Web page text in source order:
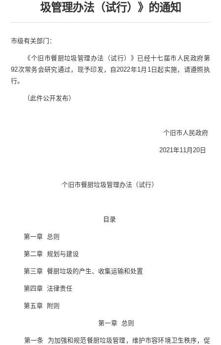
圾管理办法（试行）》的通知
市级有关部门：
《个旧市餐厨垃圾管理办法（试行）》已经十七届市人民政府第
92次常务会研究通过，现予印发，自2022年1月1日起实施，请遵照执
行。
（此件公开发布）
个旧市人民政府
2021年11月20日
个旧市餐厨垃圾管理办法（试行）
目录
第一章 总则
第二章 规划与建设
第三章 餐厨垃圾的产生、收集运输和处置
第四章 法律责任
第五章 附则
第一章 总则
第一条 为加强和规范餐厨垃圾管理，维护市容环境卫生秩序，促